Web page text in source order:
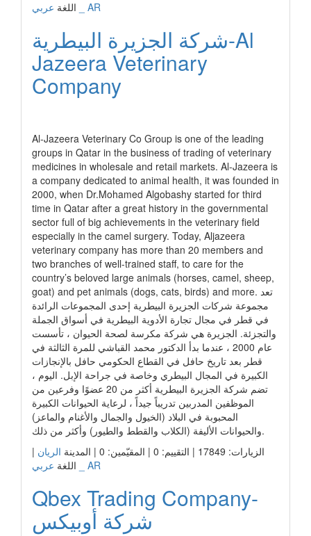
اللغة عربي _ AR
شركة الجزيرة البيطرية-Al
Jazeera Veterinary
Company
Al-Jazeera Veterinary Co Group is one of the leading
groups in Qatar in the business of trading of veterinary
medicines in wholesale and retail markets. Al-Jazeera is
a company dedicated to animal health, it was founded in
2000, when Dr.Mohamed Algobashy started for third
time in Qatar after a great history in the governmental
sector full of big achievements in the veterinary field
especially in the camel surgery. Today, Aljazeera
veterinary company has more than 20 members and
two branches of well-trained staff, to care for the
country’s beloved large animals (horses, camel, sheep,
goat) and pet animals (dogs, cats, birds) and more. تعد
مجموعة شركات الجزيرة البيطرية إحدى المجموعات الرائدة
في قطر في مجال تجارة الأدوية البيطرية في أسواق الجملة
والتجزئة. الجزيرة هي شركة مكرسة لصحة الحيوان ، تأسست
عام 2000 ، عندما بدأ الدكتور محمد القباشي للمرة الثالثة في
قطر بعد تاريخ حافل في القطاع الحكومي حافل بالإنجازات
الكبيرة في المجال البيطري وخاصة في جراحة الإبل. اليوم ،
تضم شركة الجزيرة البيطرية أكثر من 20 عضوًا وفرعين من
الموظفين المدربين تدريباً جيداً ، لرعاية الحيوانات الكبيرة
المحبوبة في البلاد (الخيول والجمال والأغنام والماعز)
والحيوانات الأليفة (الكلاب والقطط والطيور) وأكثر من ذلك.
الزيارات: 17849 | التقييم: 0 | المقيّمين: 0 | المدينة
الريان |
اللغة عربي _ AR
Qbex Trading Company-
شركة أوبيكس